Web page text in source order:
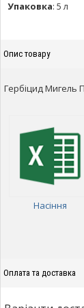
Упаковка: 5 л
Опис товару
Гербіцид Мигель
Насіння
Оплата та доставка